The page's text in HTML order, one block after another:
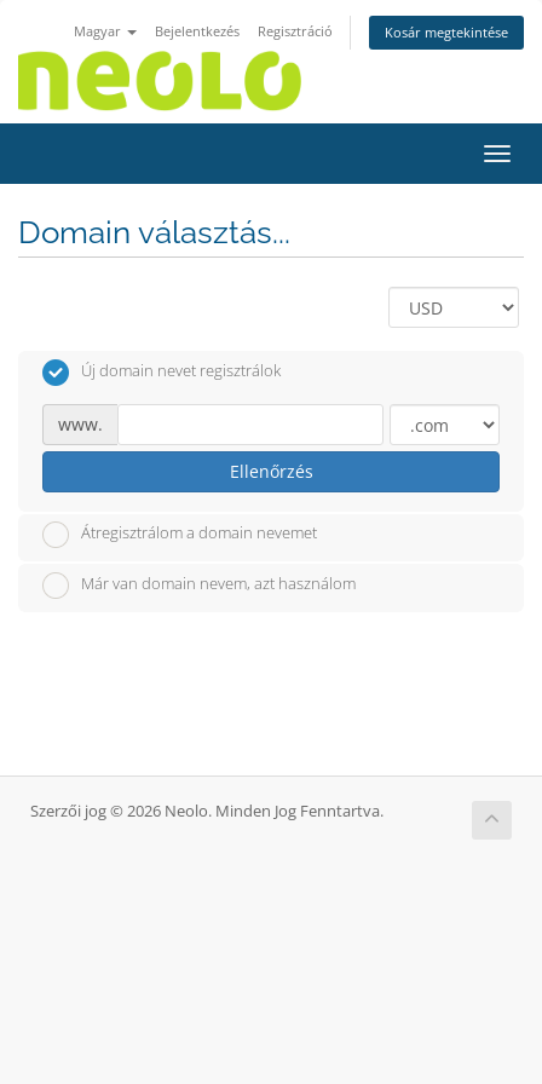
Magyar Bejelentkezés Regisztráció Kosár megtekintése
Domain választás...
Új domain nevet regisztrálok
www.
Ellenőrzés
Átregisztrálom a domain nevemet
Már van domain nevem, azt használom
Szerzői jog © 2026 Neolo. Minden Jog Fenntartva.